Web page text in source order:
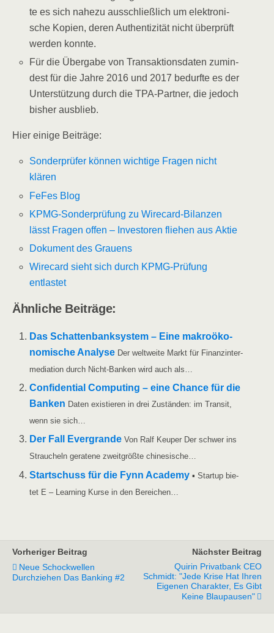
te es sich nahe­zu aus­schließ­lich um elek­tro­ni­
sche Kopien, deren Authen­ti­zi­tät nicht über­prüft
wer­den konnte.
Für die Über­ga­be von Trans­ak­ti­ons­da­ten zumin­
dest für die Jah­re 2016 und 2017 bedurf­te es der
Unter­stüt­zung durch die TPA-Part­ner, die jedoch
bis­her ausblieb.
Hier eini­ge Beiträge:
Son­der­prü­fer kön­nen wich­ti­ge Fra­gen nicht
klären
FeFes Blog
KPMG-Son­der­prü­fung zu Wire­card-Bilan­zen
lässt Fra­gen offen – Inves­to­ren flie­hen aus Aktie
Doku­ment des Grauens
Wire­card sieht sich durch KPMG-Prü­fung
entlastet
Ähn­li­che Beiträge:
Das Schat­ten­bank­sys­tem – Eine makro­öko­
no­mi­sche Ana­ly­se Der welt­wei­te Markt für Finanz­in­ter­
me­dia­ti­on durch Nicht-Ban­ken wird auch als…
Con­fi­den­ti­al Com­pu­ting – eine Chan­ce für die
Ban­ken Daten exis­tie­ren in drei Zustän­den: im Tran­sit,
wenn sie sich…
Der Fall Ever­g­ran­de Von Ralf Keu­per Der schwer ins
Strau­cheln gera­te­ne zweit­größ­te chinesische…
Start­schuss für die Fynn Aca­de­my ▪ Start­up bie­
tet E – Lear­ning Kur­se in den Bereichen…
Vorheriger Beitrag
Neue Schockwellen
Durchziehen Das Banking #2
Nächster Beitrag
Quirin Privatbank CEO
Schmidt: "Jede Krise Hat Ihren
Eigenen Charakter, Es Gibt
Keine Blaupausen"